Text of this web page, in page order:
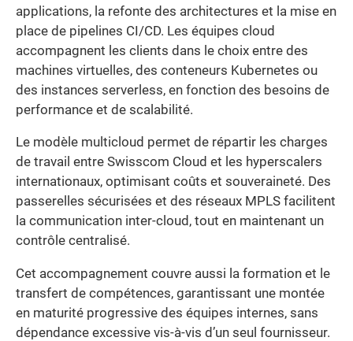
applications, la refonte des architectures et la mise en
place de pipelines CI/CD. Les équipes cloud
accompagnent les clients dans le choix entre des
machines virtuelles, des conteneurs Kubernetes ou
des instances serverless, en fonction des besoins de
performance et de scalabilité.
Le modèle multicloud permet de répartir les charges
de travail entre Swisscom Cloud et les hyperscalers
internationaux, optimisant coûts et souveraineté. Des
passerelles sécurisées et des réseaux MPLS facilitent
la communication inter-cloud, tout en maintenant un
contrôle centralisé.
Cet accompagnement couvre aussi la formation et le
transfert de compétences, garantissant une montée
en maturité progressive des équipes internes, sans
dépendance excessive vis-à-vis d’un seul fournisseur.